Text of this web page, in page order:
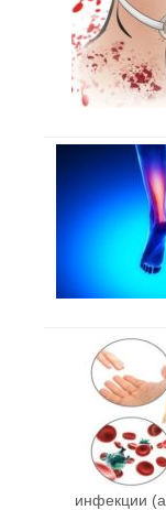
инфекции